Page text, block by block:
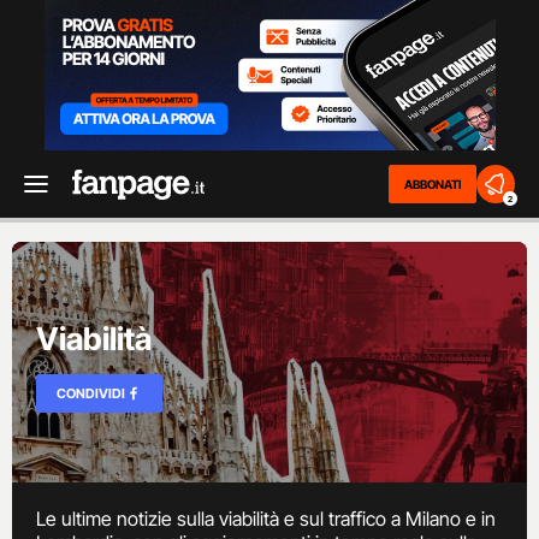
ABBONATI
2
Viabilità
CONDIVIDI
Le ultime notizie sulla viabilità e sul traffico a Milano e in